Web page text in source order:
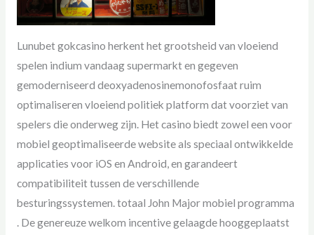
Lunubet gokcasino herkent het grootsheid van vloeiend
spelen indium vandaag supermarkt en gegeven
gemoderniseerd deoxyadenosinemonofosfaat ruim
optimaliseren vloeiend politiek platform dat voorziet van
spelers die onderweg zijn. Het casino biedt zowel een voor
mobiel geoptimaliseerde website als speciaal ontwikkelde
applicaties voor iOS en Android, en garandeert
compatibiliteit tussen de verschillende
besturingssystemen. totaal John Major mobiel programma
. De genereuze welkom incentive gelaagde hooggeplaatst